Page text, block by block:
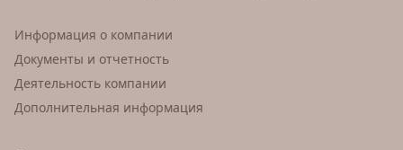
Информация о компании
Документы и отчетность
Деятельность компании
Дополнительная информация